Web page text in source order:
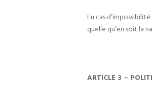
En cas
quelle qu’en soit la
ARTICLE 3 –